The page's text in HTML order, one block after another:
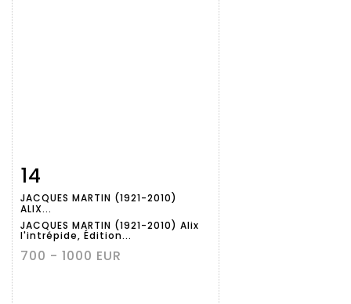
Item detail
14
JACQUES MARTIN (1921-2010)
ALIX...
JACQUES MARTIN (1921-2010) Alix
l'intrépide, Édition...
700 - 1000 EUR